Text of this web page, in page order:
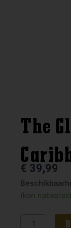
The
€ 39,99
(kan
The
Glenlivet
Reserve